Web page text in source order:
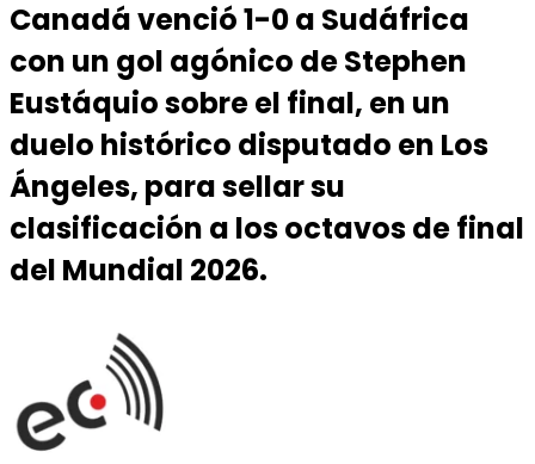
Canadá venció 1-0 a Sudáfrica
con un gol agónico de Stephen
Eustáquio sobre el final, en un
duelo histórico disputado en Los
Ángeles, para sellar su
clasificación a los octavos de final
del Mundial 2026.